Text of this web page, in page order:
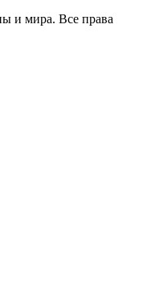
и мира. Все права